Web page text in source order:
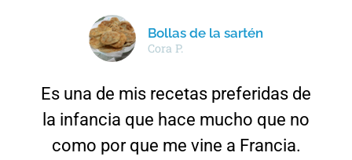
Bollas de la sartén
Cora P.
Es una de mis recetas preferidas de
la infancia que hace mucho que no
como por que me vine a Francia.